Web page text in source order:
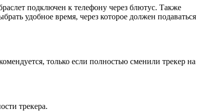
подключен к телефону через блютус. Также
удобное время, через которое должен подаваться
только если полностью сменили трекер на
трекера.